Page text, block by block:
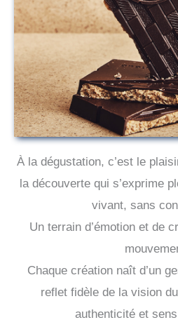
À la dégustation, c’est le
la découverte qui s’exprime
vivant, sans
Un terrain d’émotion et de
Chaque création naît d’un
reflet fidèle de la vision
authenticité et